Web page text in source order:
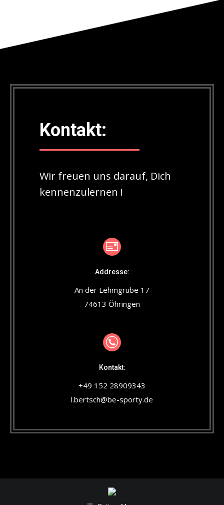
Kontakt:
Wir freuen uns darauf, Dich
kennenzulernen !
Addresse:
An der Lehmgrube 17
74613 Öhringen
Kontakt:
+49 152 28909343
l.bertsch@be-sporty.de